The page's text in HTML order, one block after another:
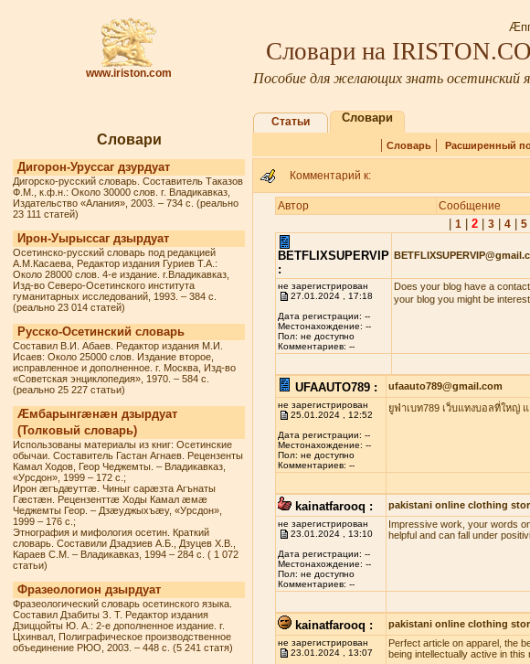
www.iriston.com
Словари на
Пособие для желающих знать осетинский
Словари
Дигорон-Уруссаг дзурдуат
Дигорско-русский словарь. Составитель Таказов
Ф.М., к.ф.н.: Около 30000 слов. г. Владикавказ,
Издательство «Алания», 2003. – 734 с. (реально
23 111 статей)
Ирон-Уырыссаг дзырдуат
Осетинско-русский словарь под редакцией
А.М.Касаева, Редактор издания Гуриев Т.А.:
Около 28000 слов. 4-е издание. г.Владикавказ,
Изд-во Северо-Осетинского института
гуманитарных исследований, 1993. – 384 с.
(реально 23 014 статей)
Русско-Осетинский словарь
Составил В.И. Абаев. Редактор издания М.И.
Исаев: Около 25000 слов. Издание второе,
исправленное и дополненное. г. Москва, Изд-во
«Советская энциклопедия», 1970. – 584 с.
(реально 25 227 статьи)
Æмбарынгæнæн дзырдуат
(Толковый словарь)
Использованы материалы из книг: Осетинские
обычаи. Составитель Гастан Агнаев. Рецензенты
Камал Ходов, Геор Чеджемты. – Владикавказ,
«Урсдон», 1999 – 172 с.;
Ирон æгъдæуттæ. Чиныг сарæзта Агънаты
Гæстæн. Рецензенттæ Ходы Камал æмæ
Чеджемты Геор. – Дзæуджыхъæу, «Урсдон»,
1999 – 176 с.;
Этнография и мифология осетин. Краткий
словарь. Составили Дзадзиев А.Б., Дзуцев Х.В.,
Караев С.М. – Владикавказ, 1994 – 284 с. ( 1 072
статьи)
Фразеологион дзырдуат
Фразеологический словарь осетинского языка.
Составил Дзабиты З. Т. Редактор издания
Дзиццойты Ю. А.: 2-е дополненное издание. г.
Цхинвал, Полиграфическое производственное
объединение РЮО, 2003. – 448 с. (5 241 статя)
Статьи Словари
| Словарь| Расширенный
Комментарий к:
Автор Сообщение
1| 2| 3| 4| 5|
BETFLIXSUPERVIP
:
не зарегистрирован
27.01.2024 , 17:18
Дата регистрации: --
Местонахождение: --
Пол: не доступно
Комментариев: --
Does your blog have a
your blog you might be
UFAAUTO789 : ufaauto789@gmail.com
не зарегистрирован
25.01.2024 , 12:52
Дата регистрации: --
Местонахождение: --
Пол: не доступно
Комментариев: --
ยูฟ่าเบท789 เว็บแทงบอลที่ใหญ่
kainatfarooq : pakistani online clothing
не зарегистрирован
23.01.2024 , 13:10
Дата регистрации: --
Местонахождение: --
Пол: не доступно
Комментариев: --
Impressive work, your words
helpful and can fall under
kainatfarooq : pakistani online clothing
не зарегистрирован
23.01.2024 , 13:07
Perfect article on apparel, the
being intellectually active in